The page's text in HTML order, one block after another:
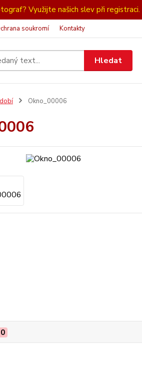
Využijte našich slev při
soukromí Kontakty
Hledat
Okno_00006
0